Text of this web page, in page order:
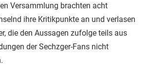
Versammlung brachten acht
ihre Kritikpunkte an und verlasen
die den Aussagen zufolge teils aus
der Sechzger-Fans nicht